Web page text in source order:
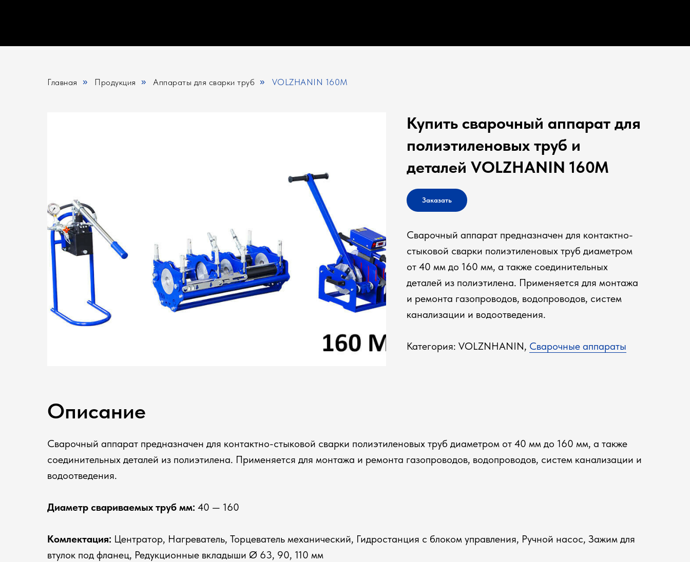
Главная » Продукция » Аппараты для сварки труб » VOLZHANIN 160М
Купить сварочный аппарат для
полиэтиленовых труб и
деталей VOLZHANIN 160M
Заказать
Сварочный аппарат предназначен для контактно-
стыковой сварки полиэтиленовых труб диаметром
от 40 мм до 160 мм, а также соединительных
деталей из полиэтилена. Применяется для монтажа
и ремонта газопроводов, водопроводов, систем
канализации и водоотведения.
Категория: VOLZNHANIN, Сварочные аппараты
Описание
Сварочный аппарат предназначен для контактно-стыковой сварки полиэтиленовых труб диаметром от 40 мм до 160 мм, а также
соединительных деталей из полиэтилена. Применяется для монтажа и ремонта газопроводов, водопроводов, систем канализации и
водоотведения.
Диаметр свариваемых труб мм: 40 — 160
Комлектация: Центратор, Нагреватель, Торцеватель механический, Гидростанция с блоком управления, Ручной насос, Зажим для
втулок под фланец, Редукционные вкладыши Ø 63, 90, 110 мм